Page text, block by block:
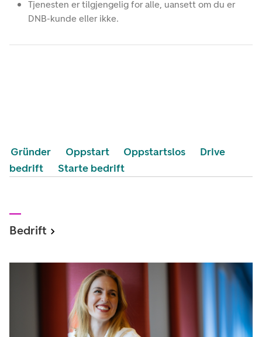
Tjenesten er tilgjengelig for alle, uansett om du er
DNB-kunde eller ikke.
Gründer Oppstart Oppstartslos
Drive
bedrift
Starte bedrift
Bedrift